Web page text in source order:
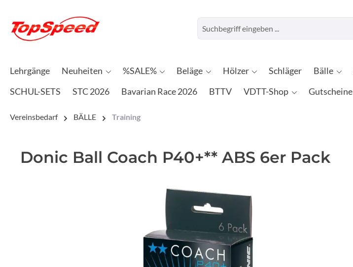
Lehrgänge Neuheiten %SALE% Beläge Hölzer Schläger Bälle
SCHUL-SETS
STC 2026 Bavarian Race 2026 BTTV VDTT-Shop Gutscheine
Vereinsbedarf BÄLLE Training
Donic Ball Coach P40+** ABS 6er Pack